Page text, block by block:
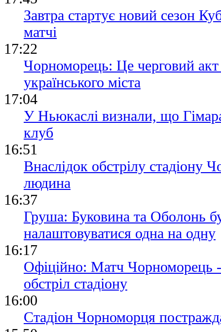
Завтра стартує новий сезон
матчі
17:22
Чорноморець: Це черговий
українського міста
17:04
У Ньюкаслі визнали, що
клуб
16:51
Внаслідок обстрілу стадіону
людина
16:37
Груша: Буковина та Оболонь
налаштовуватися одна на одну
16:17
Офіційно: Матч Чорноморець
обстріл стадіону
16:00
Стадіон Чорноморця